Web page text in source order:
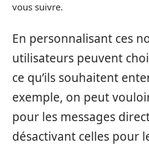
vous suivre.
En personnalisant ces
utilisateurs peuvent
ce qu’ils souhaitent
exemple, on peut
pour les messages
désactivant celles pour